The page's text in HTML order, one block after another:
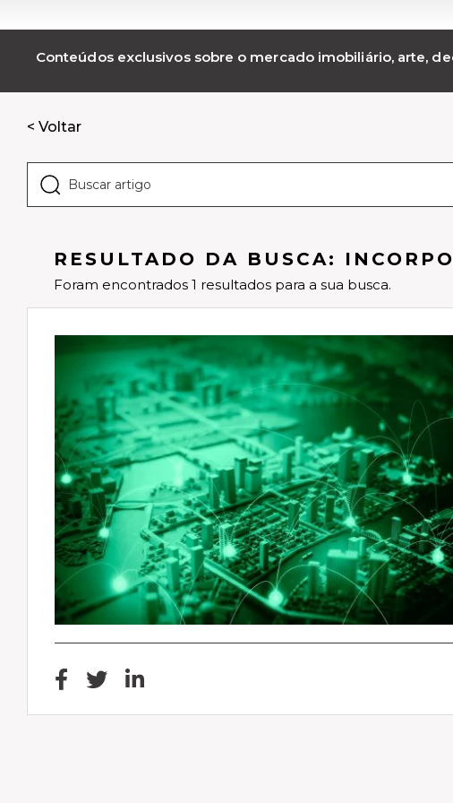
Conteúdos exclusivos sobre o mercado imobiliário, arte,
< Voltar
RESULTADO DA BUSCA:
Foram encontrados 1 resultados para a sua busca.